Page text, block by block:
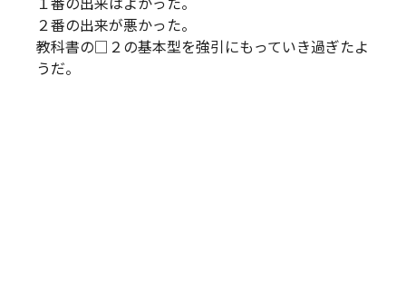
１番の出来はよかった。
２番の出来が悪かった。
教科書の□２の基本型を強引にもっていき過ぎたよ
うだ。